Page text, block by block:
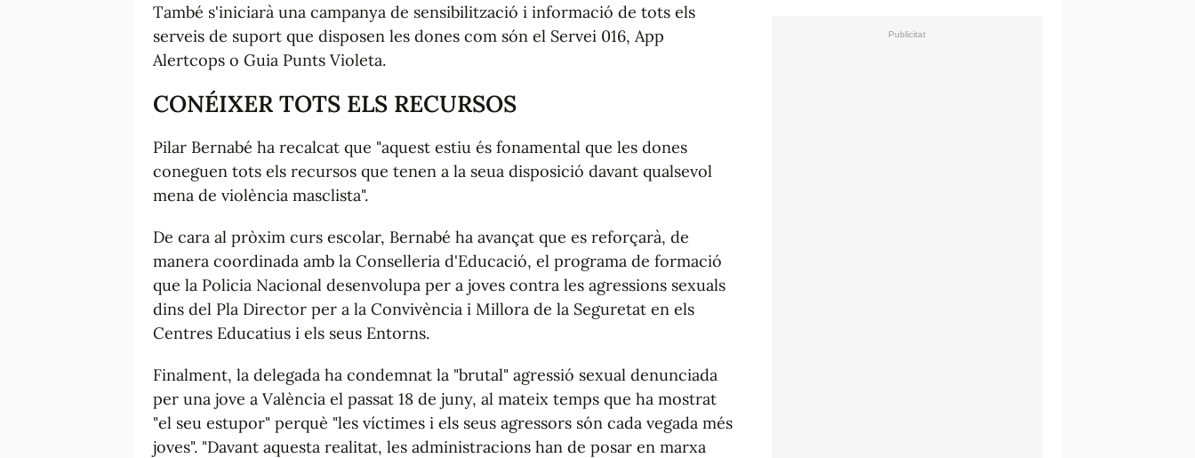
També s'iniciarà una campanya de sensibilització i informació de tots els
serveis de suport que disposen les dones com són el Servei 016, App
Alertcops o Guia Punts Violeta.
CONÉIXER TOTS ELS RECURSOS
Pilar Bernabé ha recalcat que "aquest estiu és fonamental que les dones
coneguen tots els recursos que tenen a la seua disposició davant qualsevol
mena de violència masclista".
De cara al pròxim curs escolar, Bernabé ha avançat que es reforçarà, de
manera coordinada amb la Conselleria d'Educació, el programa de formació
que la Policia Nacional desenvolupa per a joves contra les agressions sexuals
dins del Pla Director per a la Convivència i Millora de la Seguretat en els
Centres Educatius i els seus Entorns.
Finalment, la delegada ha condemnat la "brutal" agressió sexual denunciada
per una jove a València el passat 18 de juny, al mateix temps que ha mostrat
"el seu estupor" perquè "les víctimes i els seus agressors són cada vegada més
joves". "Davant aquesta realitat, les administracions han de posar en marxa